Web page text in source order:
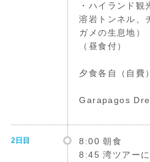
・ハイランド観
溶岩トンネル、
ガメの生息地）
（昼食付）
夕食各自（自費）
Garapagos
2日目
8:00 朝食
8:45 湾ツアー